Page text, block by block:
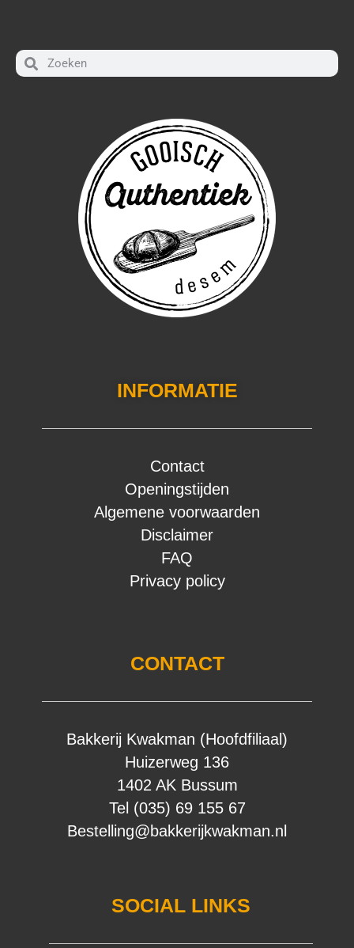
INFORMATIE
Contact
Openingstijden
Algemene voorwaarden
Disclaimer
FAQ
Privacy policy
CONTACT
Bakkerij Kwakman (Hoofdfiliaal)
Huizerweg 136
1402 AK Bussum
Tel (035) 69 155 67
Bestelling@bakkerijkwakman.nl
SOCIAL LINKS